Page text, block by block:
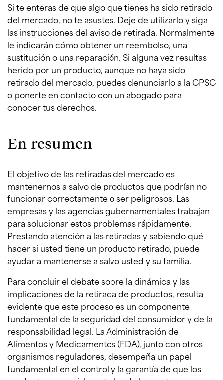
Si te enteras de que algo que tienes ha sido retirado
del mercado, no te asustes. Deje de utilizarlo y siga
las instrucciones del aviso de retirada. Normalmente
le indicarán cómo obtener un reembolso, una
sustitución o una reparación. Si alguna vez resultas
herido por un producto, aunque no haya sido
retirado del mercado, puedes denunciarlo a la CPSC
o ponerte en contacto con un abogado para
conocer tus derechos.
En resumen
El objetivo de las retiradas del mercado es
mantenernos a salvo de productos que podrían no
funcionar correctamente o ser peligrosos. Las
empresas y las agencias gubernamentales trabajan
para solucionar estos problemas rápidamente.
Prestando atención a las retiradas y sabiendo qué
hacer si usted tiene un producto retirado, puede
ayudar a mantenerse a salvo usted y su familia.
Para concluir el debate sobre la dinámica y las
implicaciones de la retirada de productos, resulta
evidente que este proceso es un componente
fundamental de la seguridad del consumidor y de la
responsabilidad legal. La Administración de
Alimentos y Medicamentos (FDA), junto con otros
organismos reguladores, desempeña un papel
fundamental en el control y la garantía de que los